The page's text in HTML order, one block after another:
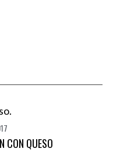
CON QUESO